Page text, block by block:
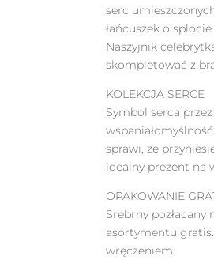
serc
łańcuszek o
Naszyjnik
skompletować z
KOLEKCJA SERCE
Symbol serca
sprawi, że
idealny prezent na
OPAKOWANIE
Srebrny
asortymentu
wręczeniem.